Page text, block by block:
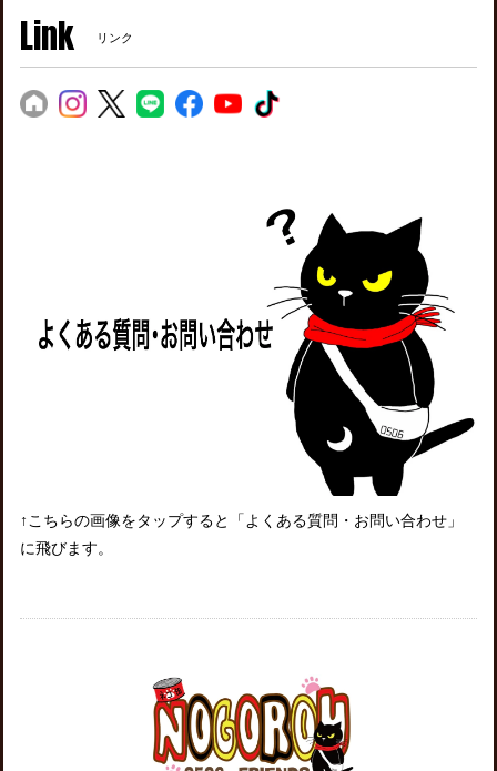
Link リンク
↑こちらの画像をタップすると「よくある質問・お問い合わせ」
に飛びます。